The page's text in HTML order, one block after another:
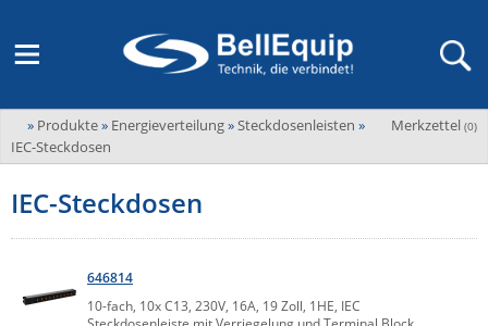
M2M Router, Antennen, VPN & SIM
SD-WAN & Bonding
Antennen
Adder
ADEL system
Advantech
Advantech-Conel
AKCP / AKCess Pro
Amit
Übersicht
Wissen
Veranstaltungen
LAGERABVERKAUF Stromverteilung und -messung
Unternehmen
Ansprechpersonen
Jobs & Karriere
Merkzettel (0)
» Produkte» Energieverteilung»Steckdosenleisten »
IEC-Steckdosen
IEC-Steckdosen
646814
10-fach, 10x C13, 230V, 16A, 19 Zoll, 1HE, IEC